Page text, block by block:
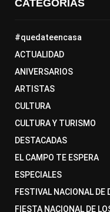
CATEGORÍAS
#quedateencasa
ACTUALIDAD
ANIVERSARIOS
ARTISTAS
CULTURA
CULTURA Y TURISMO
DESTACADAS
EL CAMPO TE ESPERA
ESPECIALES
FESTIVAL NACIONAL DE
FIESTA NACIONAL DE